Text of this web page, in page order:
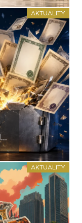
AKTUALITY
AKTUALITY